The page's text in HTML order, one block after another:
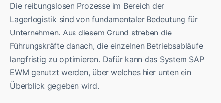
Die reibungslosen Prozesse im Bereich der
Lagerlogistik sind von fundamentaler Bedeutung für
Unternehmen. Aus diesem Grund streben die
Führungskräfte danach, die einzelnen Betriebsabläufe
langfristig zu optimieren. Dafür kann das System SAP
EWM genutzt werden, über welches hier unten ein
Überblick gegeben wird.